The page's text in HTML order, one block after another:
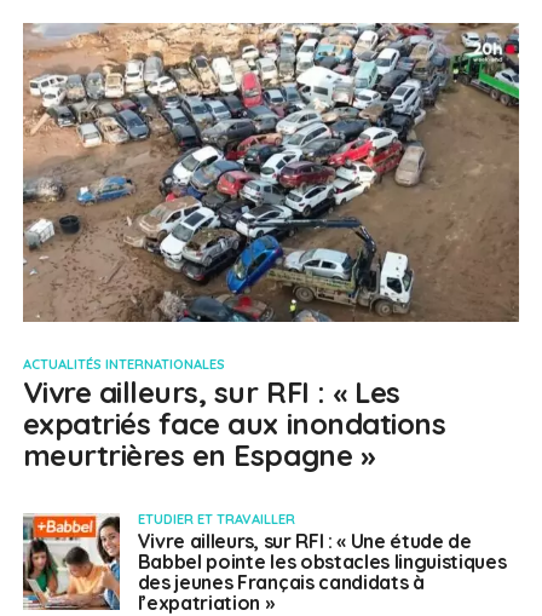
ACTUALITÉS INTERNATIONALES
Vivre ailleurs, sur RFI : « Les
expatriés face aux inondations
meurtrières en Espagne »
ETUDIER ET TRAVAILLER
Vivre ailleurs, sur RFI : « Une étude de
Babbel pointe les obstacles linguistiques
des jeunes Français candidats à
l’expatriation »